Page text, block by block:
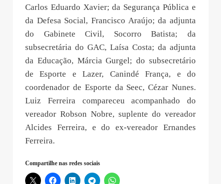
Carlos Eduardo Xavier; da Segurança Pública e
da Defesa Social, Francisco Araújo; da adjunta
do Gabinete Civil, Socorro Batista; da
subsecretária do GAC, Laísa Costa; da adjunta
da Educação, Márcia Gurgel; do subsecretário
de Esporte e Lazer, Canindé França, e do
coordenador de Esporte da Seec, Cézar Nunes.
Luiz Ferreira compareceu acompanhado do
vereador Robson Nobre, suplente do vereador
Alcides Ferreira, e do ex-vereador Ernandes
Ferreira.
Compartilhe nas redes sociais